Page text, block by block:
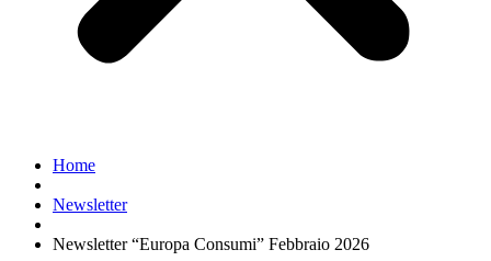
Home
Newsletter
Newsletter “Europa Consumi” Febbraio 2026